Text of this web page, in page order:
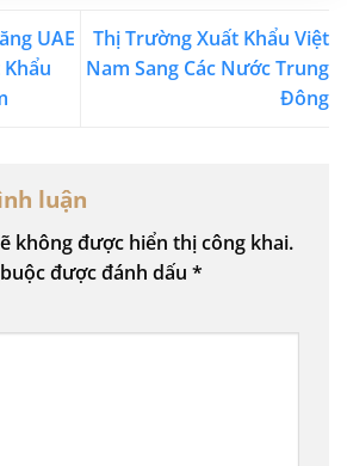
UAE
Thị Trường Xuất Khẩu Việt
Nam Sang Các Nước Trung
Đông
luận
không được hiển thị công khai.
được đánh dấu *